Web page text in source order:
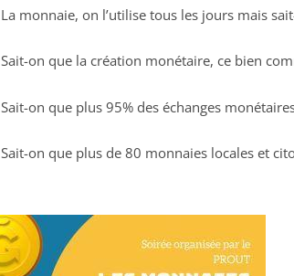
La monnaie, on l’utilise tous les jours mais
Sait-on que la création monétaire, ce bien
Sait-on que plus 95% des échanges
Sait-on que plus de 80 monnaies locales et